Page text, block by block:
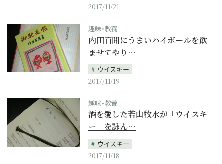
2017/11/21
趣味･教養
内田百閒にうまいハイボールを飲
ませてやり…
ウイスキー
2017/11/19
趣味･教養
酒を愛した若山牧水が「ウイスキ
ー」を詠ん…
ウイスキー
2017/11/18